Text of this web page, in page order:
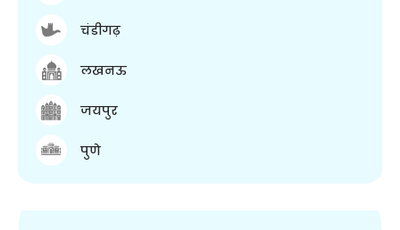
चंडीगढ़
लखनऊ
जयपुर
पुणे